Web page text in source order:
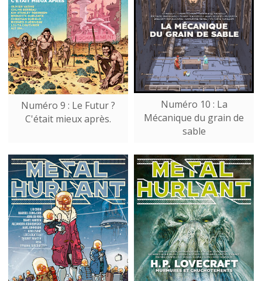
Numéro 9 : Le Futur ?
C'était mieux après.
Numéro 10 : La
Mécanique du grain de
sable